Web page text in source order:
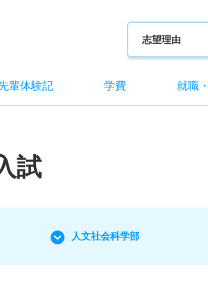
志望理由
輩体験記 学費 就職・
試
人文社会科学部